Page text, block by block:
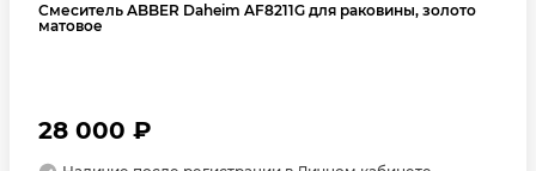
Смеситель ABBER Daheim AF8211G для раковины, золото
матовое
28 000 ₽